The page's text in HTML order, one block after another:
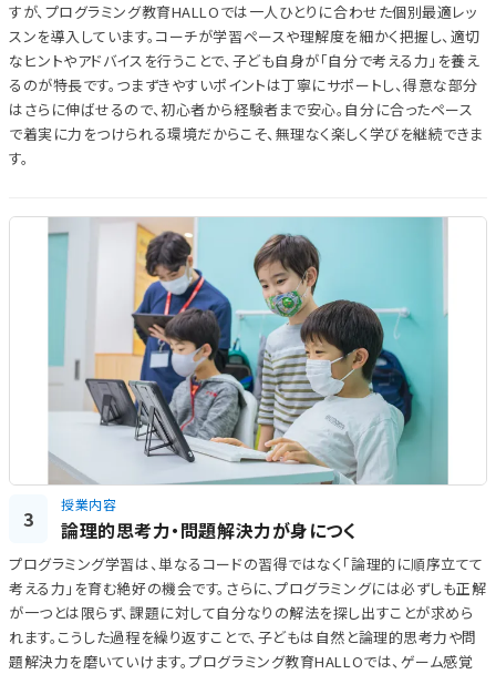
すが、プログラミング教育HALLOでは一人ひとりに合わせた個別最適レッ
スンを導入しています。コーチが学習ペースや理解度を細かく把握し、適切
なヒントやアドバイスを行うことで、子ども自身が「自分で考える力」を養え
るのが特長です。つまずきやすいポイントは丁寧にサポートし、得意な部分
はさらに伸ばせるので、初心者から経験者まで安心。自分に合ったペース
で着実に力をつけられる環境だからこそ、無理なく楽しく学びを継続できま
す。
3
授業内容
論理的思考力・問題解決力が身につく
プログラミング学習は、単なるコードの習得ではなく「論理的に順序立てて
考える力」を育む絶好の機会です。さらに、プログラミングには必ずしも正解
が一つとは限らず、課題に対して自分なりの解法を探し出すことが求めら
れます。こうした過程を繰り返すことで、子どもは自然と論理的思考力や問
題解決力を磨いていけます。プログラミング教育HALLOでは、ゲーム感覚